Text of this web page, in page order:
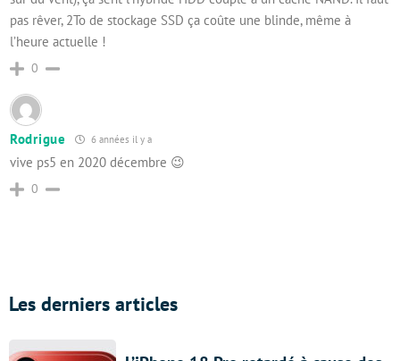
pas rêver, 2To de stockage SSD ça coûte une blinde, même à
l’heure actuelle !
0
Rodrigue 6 années il y a
vive ps5 en 2020 décembre 😉
0
Les derniers articles